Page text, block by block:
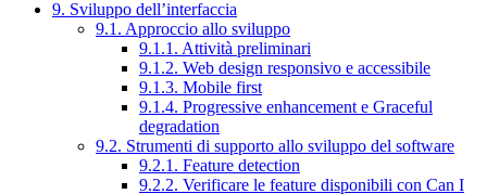
9. Sviluppo dell’interfaccia
9.1. Approccio allo sviluppo
9.1.1. Attività preliminari
9.1.2. Web design responsivo e accessibile
9.1.3. Mobile first
9.1.4. Progressive enhancement e Graceful
degradation
9.2. Strumenti di supporto allo sviluppo del software
9.2.1. Feature detection
9.2.2. Verificare le feature disponibili con Can I